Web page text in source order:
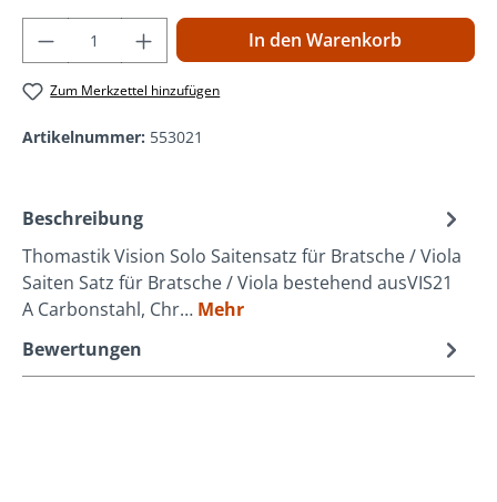
Produkt Anzahl: Gib den gewünschten
In den Warenkorb
Zum Merkzettel hinzufügen
Artikelnummer: 553021
Beschreibung
Thomastik Vision Solo Saitensatz für Bratsche / Viola
Saiten Satz für Bratsche / Viola bestehend ausVIS21
A Carbonstahl, Chr… Mehr
Bewertungen